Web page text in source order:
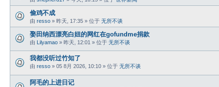
偷鸡不成
由 resso » 昨天, 17:35 » 位于 无所不谈
娶田纳西漂亮白妞的网红在gofundme捐款
由 Lilyamao » 昨天, 12:01 » 位于 无所不谈
我都没听过竹知了
由 resso » 05 8月 2026, 10:10 » 位于 无所不谈
阿毛的上进日记